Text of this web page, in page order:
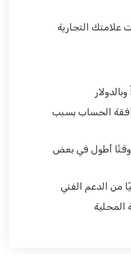
التجارية
الحساب بسبب
وقتًا أطول في بعض
من الدعم الفني
المحلية